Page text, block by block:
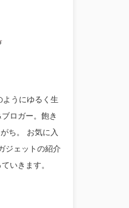
うにゆるく生
ロガー。飽き
ち。 お気に入
ジェットの紹介
いきます。